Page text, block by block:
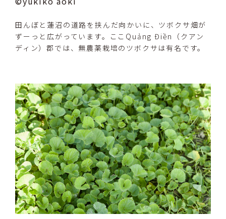
田んぼと蓮沼の道路を挟んだ向かいに、ツボクサ畑が
ずーっと広がっています。ここQuảng Điền（クアン
ディン）郡では、無農薬栽培のツボクサは有名です。